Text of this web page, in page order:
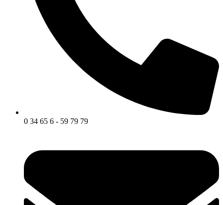
0 34 65 6 - 59 79 79